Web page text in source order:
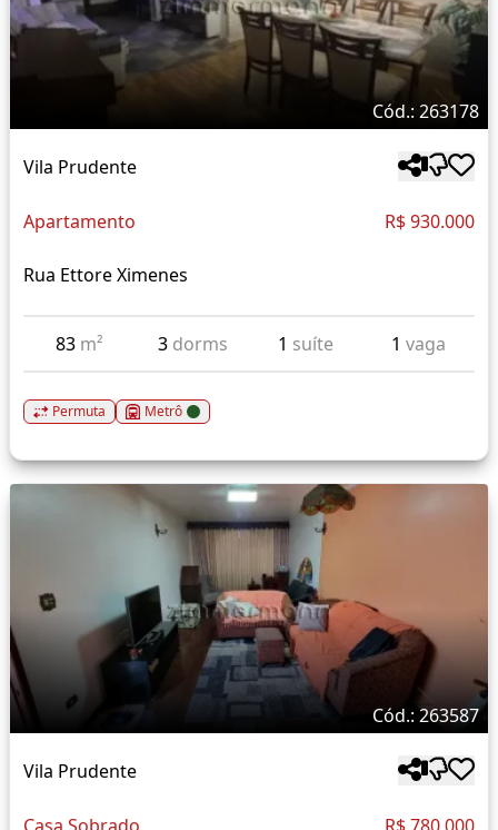
Cód.: 263178
Vila Prudente
Apartamento R$ 930.000
Rua Ettore Ximenes
83 m² 3 dorms 1 suíte 1 vaga
Permuta Metrô
Cód.: 263587
Vila Prudente